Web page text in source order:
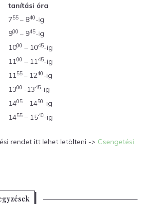
tanítási óra
755 – 840-ig
900 – 945-ig
1000 – 1045-ig
1100 – 1145-ig
1155 – 1240-ig
1300 -1345-ig
1405 – 1450-ig
1455 – 1540-ig
rendet itt lehet letölteni -> Csengetési